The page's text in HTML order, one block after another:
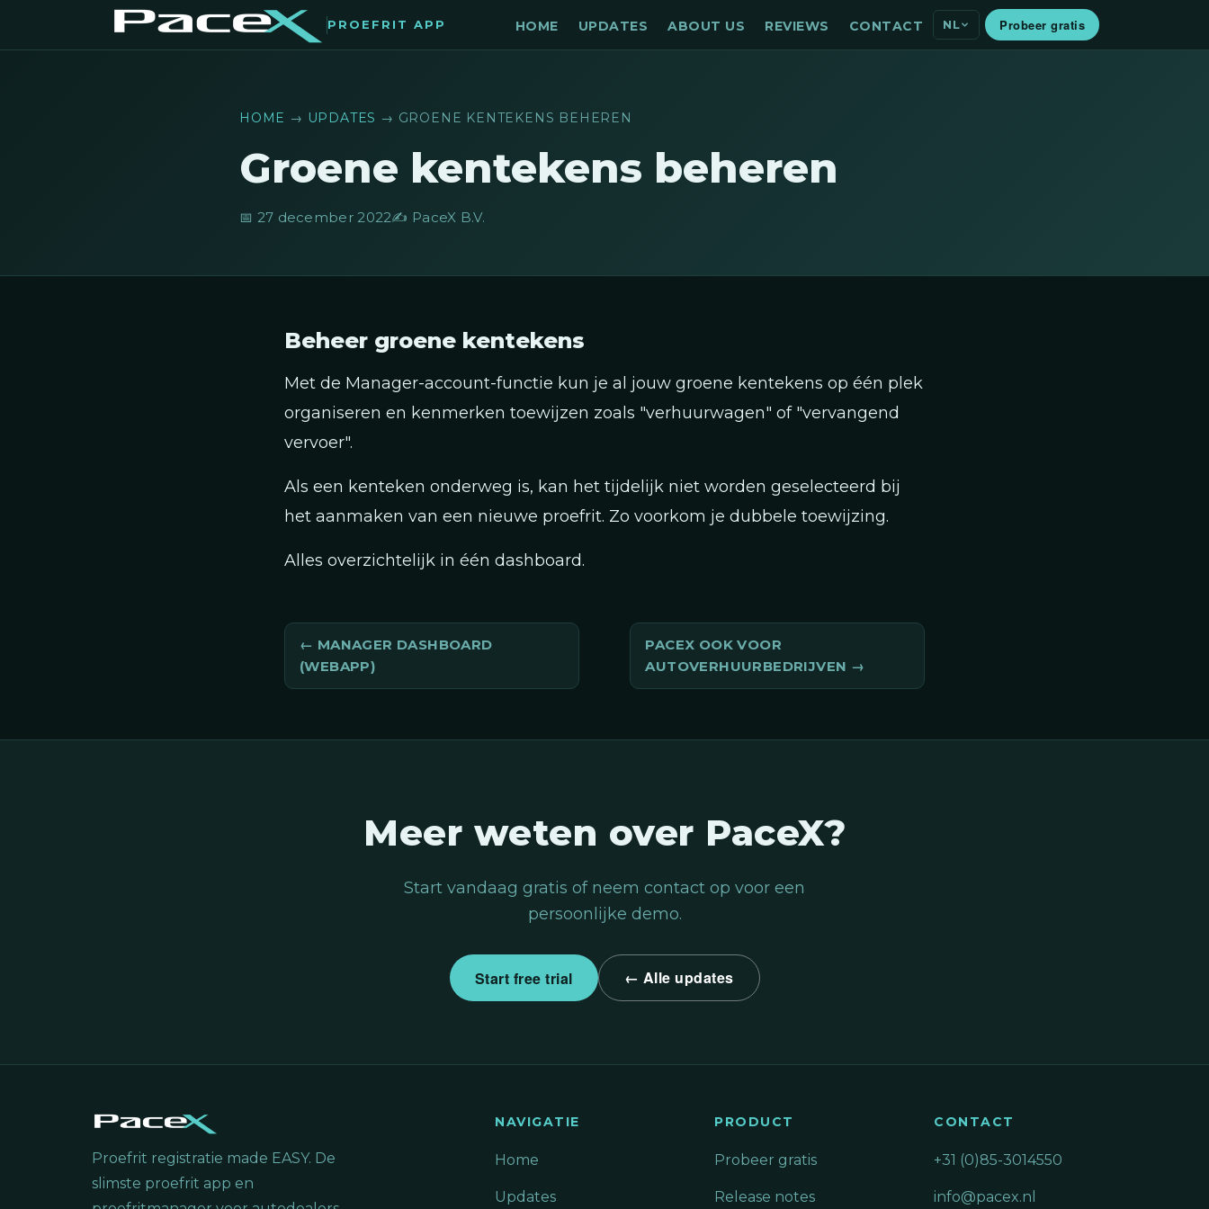
PROEFRIT APP HOME UPDATES ABOUT US REVIEWS CONTACT NL Probeer gratis
HOME → UPDATES → GROENE KENTEKENS BEHEREN
Groene kentekens beheren
📅 27 december 2022✍️ PaceX B.V.
Beheer groene kentekens
Met de Manager-account-functie kun je al jouw groene kentekens op één plek
organiseren en kenmerken toewijzen zoals "verhuurwagen" of "vervangend
vervoer".
Als een kenteken onderweg is, kan het tijdelijk niet worden geselecteerd bij
het aanmaken van een nieuwe proefrit. Zo voorkom je dubbele toewijzing.
Alles overzichtelijk in één dashboard.
MANAGER DASHBOARD
(WEBAPP)
PACEX OOK VOOR
AUTOVERHUURBEDRIJVEN
Meer weten over PaceX?
Start vandaag gratis of neem contact op voor een
persoonlijke demo.
Start free trial ← Alle updates
Proefrit registratie made EASY. De
slimste proefrit app en
NAVIGATIE
Home
Updates
PRODUCT
Probeer gratis
Release notes
CONTACT
+31 (0)85-3014550
info@pacex.nl